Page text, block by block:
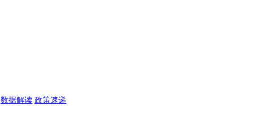
数据解读 政策速递